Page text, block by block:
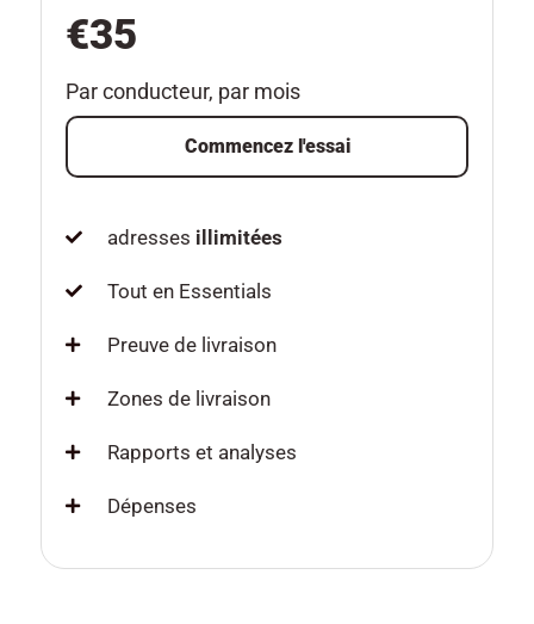
€35
Par conducteur, par mois
Commencez l'essai
adresses illimitées
Tout en Essentials
Preuve de livraison
Zones de livraison
Rapports et analyses
Dépenses